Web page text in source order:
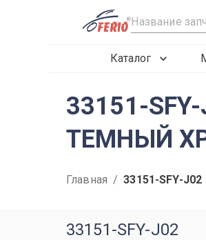
R
Каталог
33151-
ТЕМНЫЙ
Главная / 33151-SFY-J02
33151-SFY-J02